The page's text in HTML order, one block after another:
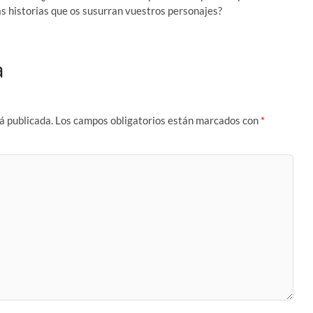
historias que os susurran vuestros personajes?
publicada. Los campos obligatorios están marcados con *